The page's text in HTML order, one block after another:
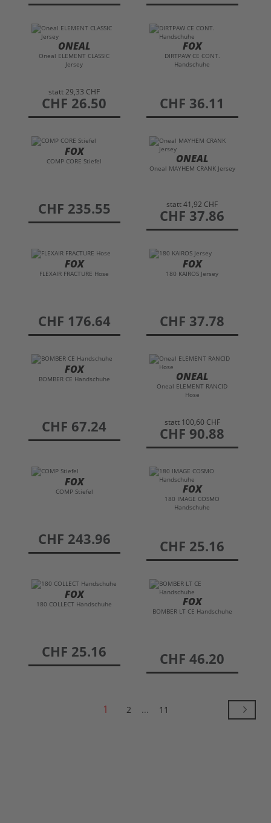
ONEAL
Oneal ELEMENT CLASSIC
Jersey
statt29,33 CHF
preis
CHF 26.50
FOX
DIRTPAW CE CONT.
Handschuhe
preis
CHF 36.11
FOX
COMP CORE Stiefel
preis
CHF 235.55
ONEAL
Oneal MAYHEM CRANK Jersey
statt41,92 CHF
preis
CHF 37.86
FOX
FLEXAIR FRACTURE Hose
preis
CHF 176.64
FOX
180 KAIROS Jersey
preis
CHF 37.78
FOX
BOMBER CE Handschuhe
preis
CHF 67.24
ONEAL
Oneal ELEMENT RANCID
Hose
statt 100,60 CHF
preis
CHF 90.88
FOX
COMP Stiefel
preis
CHF 243.96
FOX
180 IMAGE COSMO
Handschuhe
preis
CHF 25.16
FOX
180 COLLECT Handschuhe
preis
CHF 25.16
FOX
BOMBER LT CE Handschuhe
preis
CHF 46.20
1 2 ... 11